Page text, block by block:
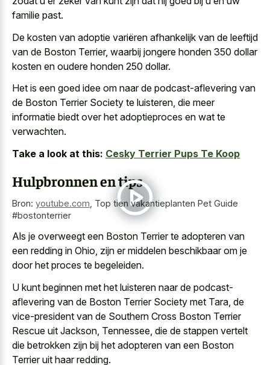
familie past.
De kosten van adoptie variëren afhankelijk van de leeftijd
van de Boston Terrier, waarbij jongere honden 350 dollar
kosten en oudere honden 250 dollar.
Het is een goed idee om naar de podcast-aflevering van
de Boston Terrier Society te luisteren, die meer
informatie biedt over het adoptieproces en wat te
verwachten.
Take a look at this: Cesky Terrier Pups Te Koop
Hulpbronnen en tips
Bron: youtube.com Top tien vakantieplanten Pet Guide
#bostonterrier
Als je overweegt een Boston Terrier te adopteren van
een redding in Ohio, zijn er middelen beschikbaar om je
door het proces te begeleiden.
U kunt beginnen met het luisteren naar de podcast-
aflevering van de Boston Terrier Society met Tara, de
vice-president van de Southern Cross Boston Terrier
Rescue uit Jackson, Tennessee, die de stappen vertelt
die betrokken zijn bij het adopteren van een Boston
Terrier uit haar redding.